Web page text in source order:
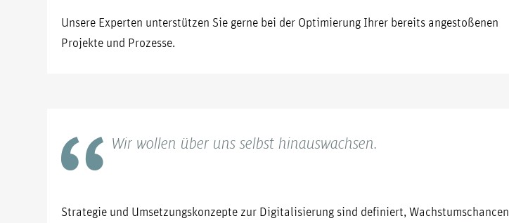
Unsere Experten unterstützen Sie gerne bei der Optimierung Ihrer bereits angestoßenen
Projekte und Prozesse.
Wir wollen über uns selbst hinauswachsen.
Strategie und Umsetzungskonzepte zur Digitalisierung sind definiert, Wachstumschancen